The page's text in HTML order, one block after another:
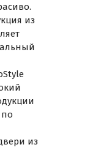
из
из